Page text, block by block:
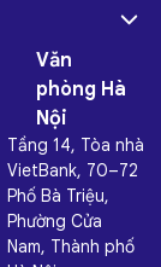
Văn
phòng Hà
Nội
Tầng 14, Tòa nhà
VietBank, 70–72
Phố Bà Triệu,
Phường Cửa
Nam, Thành phố